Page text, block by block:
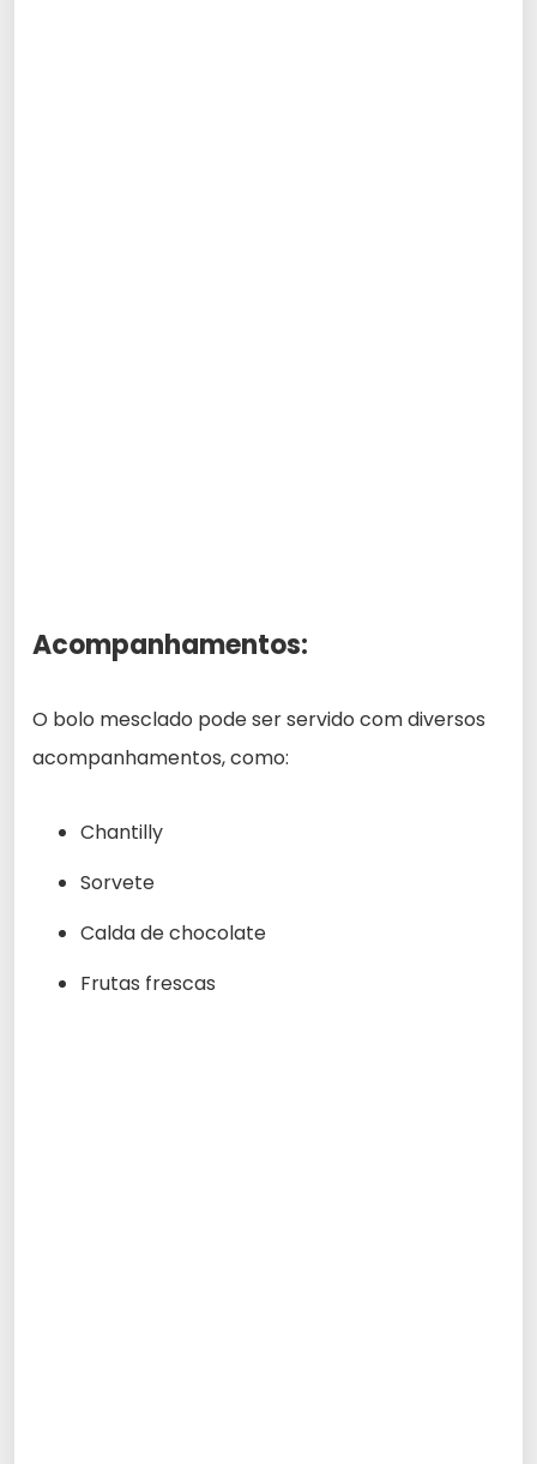
Acompanhamentos:
O bolo mesclado pode ser servido com diversos
acompanhamentos, como:
Chantilly
Sorvete
Calda de chocolate
Frutas frescas